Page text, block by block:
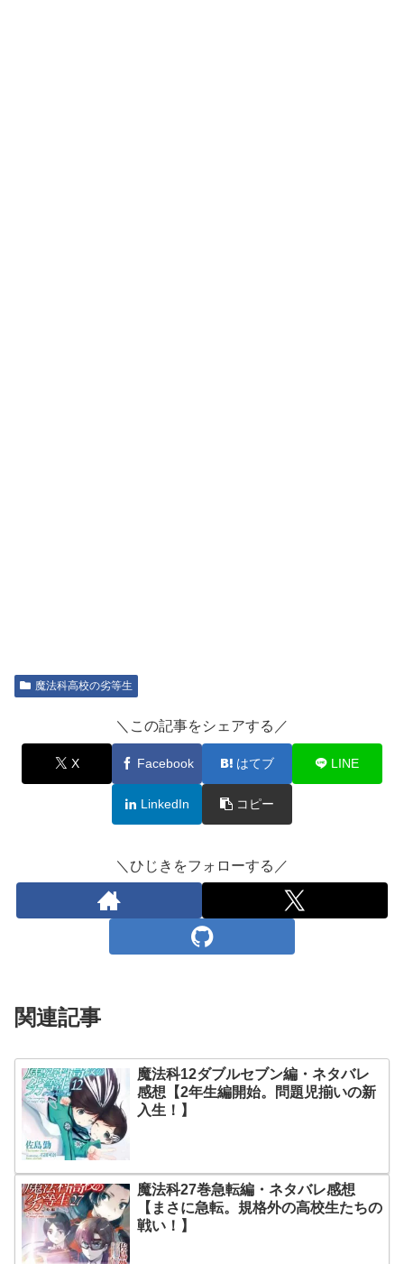
魔法科高校の劣等生
＼この記事をシェアする／
X Facebook はてブ LINE
LinkedIn コピー
＼ひじきをフォローする／
関連記事
魔法科12ダブルセブン編・ネタバレ
感想【2年生編開始。問題児揃いの新
入生！】
魔法科27巻急転編・ネタバレ感想
【まさに急転。規格外の高校生たちの
戦い！】